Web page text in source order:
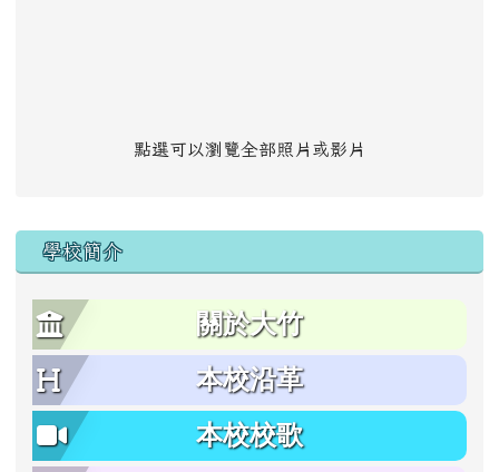
點選可以瀏覽全部照片或影片
學校簡介
關於大竹
本校沿革
本校校歌